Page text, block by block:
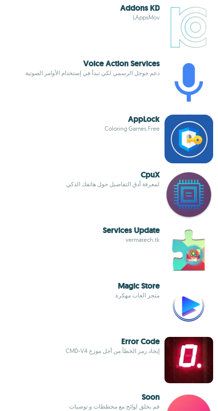
Addons KD
LAppsMov
Voice Action Services
دعم جوجل الرسمي لكي تبدأ في إستخدام الأوامر الصوتية
AppLock
Coloring Games Free
CpuX
لمعرفة أدق التفاصيل حول هاتفك الذكي
Services Update
vermatech.tk
Magic Store
متجر العاب مهكرة
Error Code
إيجاد رمز الخطأ من أجل موزع CMD-V4
Soon
قم بخلق لوائح مع مخططات و توصيات